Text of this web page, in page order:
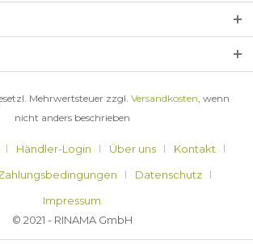
Mehrwertsteuer zzgl. Versandkosten, wenn
nicht anders beschrieben
Händler-Login Über uns
Kontakt
Datenschutz
Impressum
© 2021 - RINAMA GmbH